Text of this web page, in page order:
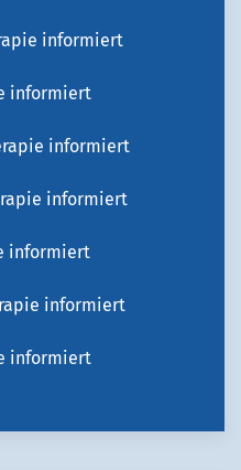
informiert
informiert
informiert
informiert
informiert
informiert
informiert